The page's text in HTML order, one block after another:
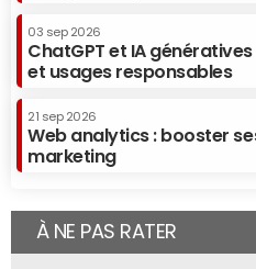
03 sep 2026
ChatGPT et IA
et usages responsables
21 sep 2026
Web analytics : booster
marketing
À NE PAS RATER